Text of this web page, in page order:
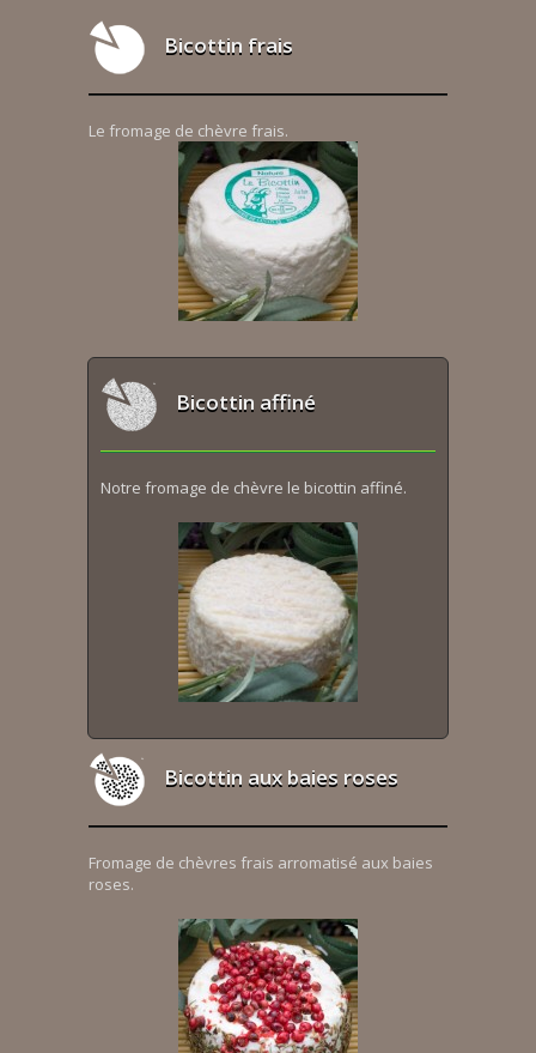
Bicottin frais
Le fromage de chèvre frais.
Bicottin affiné
Notre fromage de chèvre le bicottin affiné.
Bicottin aux baies roses
Fromage de chèvres frais arromatisé aux baies
roses.